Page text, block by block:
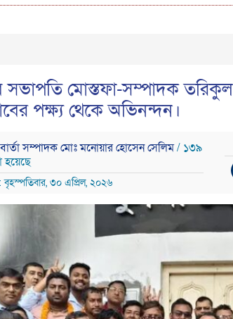
সভাপতি মোস্তফা-সম্পাদক
পক্ষ্য থেকে অভিনন্দন।
সম্পাদক মোঃ মনোয়ার হোসেন সেলিম/ ১৩৯
হয়েছে
৩০ এপ্রিল, ২০২৬